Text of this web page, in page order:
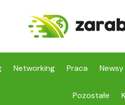
Networking Praca Newsy
Pozostałe